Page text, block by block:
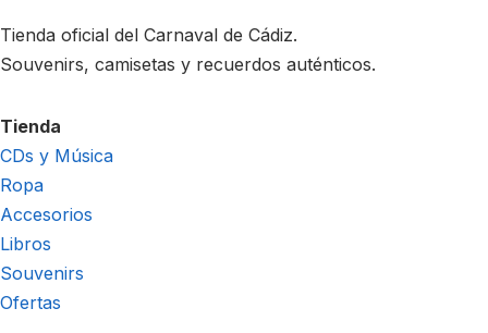
Tienda oficial del Carnaval de Cádiz.
Souvenirs, camisetas y recuerdos auténticos.
Tienda
CDs y Música
Ropa
Accesorios
Libros
Souvenirs
Ofertas